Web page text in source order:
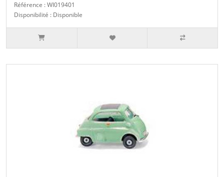
Référence : WI019401
Disponibilité : Disponible